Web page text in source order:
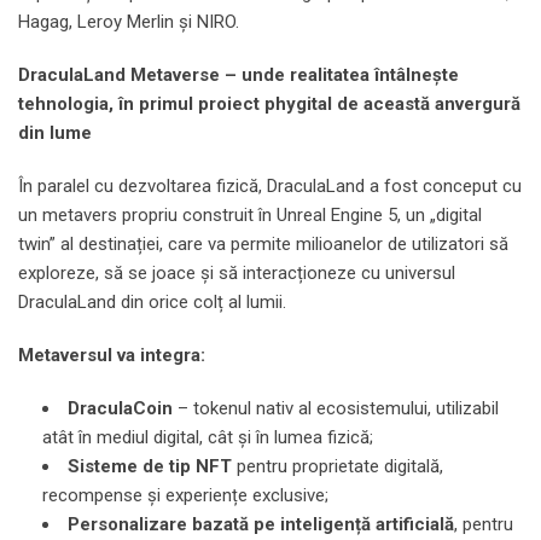
Hagag, Leroy Merlin și NIRO.
DraculaLand Metaverse – unde realitatea întâlnește
tehnologia, în primul proiect phygital de această anvergură
din lume
În paralel cu dezvoltarea fizică, DraculaLand a fost conceput cu
un metavers propriu construit în Unreal Engine 5, un „digital
twin” al destinației, care va permite milioanelor de utilizatori să
exploreze, să se joace și să interacționeze cu universul
DraculaLand din orice colț al lumii.
Metaversul va integra:
DraculaCoin – tokenul nativ al ecosistemului, utilizabil
atât în mediul digital, cât și în lumea fizică;
Sisteme de tip NFT pentru proprietate digitală,
recompense și experiențe exclusive;
Personalizare bazată pe inteligență artificială, pentru